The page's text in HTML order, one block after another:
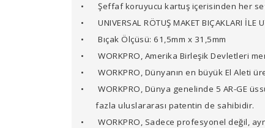
•
Şeffaf koruyucu kartuş içerisinden her
•
UNIVERSAL RÖTUŞ MAKET BIÇAKLARI İLE
•
Bıçak Ölçüsü: 61,5mm x 31,5mm
•
WORKPRO, Amerika Birleşik Devletleri
•
WORKPRO, Dünyanın en büyük El Aleti
•
WORKPRO, Dünya genelinde 5 AR-GE
fazla uluslararası patentin de sahibidir.
•
WORKPRO, Sadece profesyonel değil,